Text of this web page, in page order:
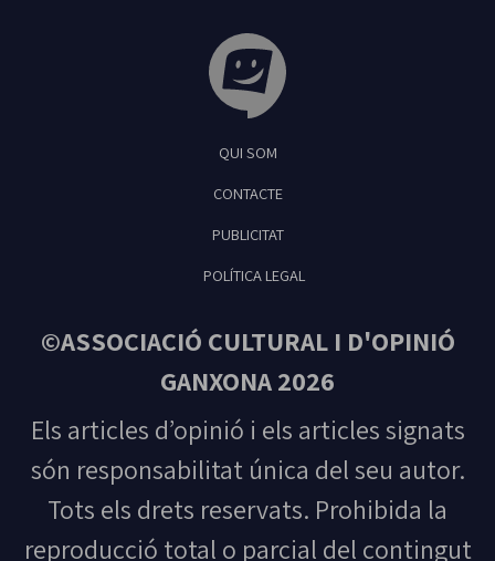
QUI SOM
CONTACTE
PUBLICITAT
POLÍTICA LEGAL
©ASSOCIACIÓ CULTURAL I D'OPINIÓ
GANXONA 2026
Els articles d’opinió i els articles signats
són responsabilitat única del seu autor.
Tots els drets reservats. Prohibida la
reproducció total o parcial del contingut